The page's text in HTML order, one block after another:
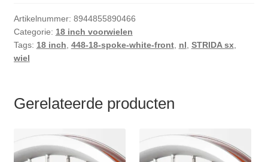
Artikelnummer: 8944855890466
Categorie: 18 inch voorwielen
Tags: 18 inch 448-18-spoke-white-front, nl STRIDA sx,
wiel
Gerelateerde producten